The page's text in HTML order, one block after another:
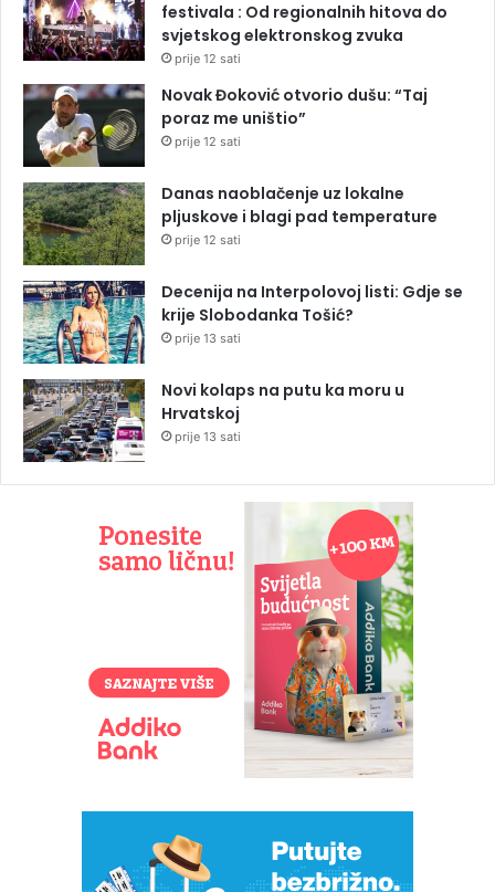
festivala : Od regionalnih hitova do
svjetskog elektronskog zvuka
prije 12 sati
Novak Đoković otvorio dušu: “Taj
poraz me uništio”
prije 12 sati
Danas naoblačenje uz lokalne
pljuskove i blagi pad temperature
prije 12 sati
Decenija na Interpolovoj listi: Gdje se
krije Slobodanka Tošić?
prije 13 sati
Novi kolaps na putu ka moru u
Hrvatskoj
prije 13 sati